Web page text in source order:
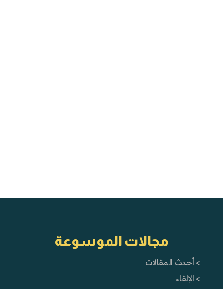
مجالات الموسوعة
> أحدث المقالات
> الإلقاء